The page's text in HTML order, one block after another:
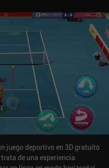
juego deportivo en 3D gratuito
de una experiencia